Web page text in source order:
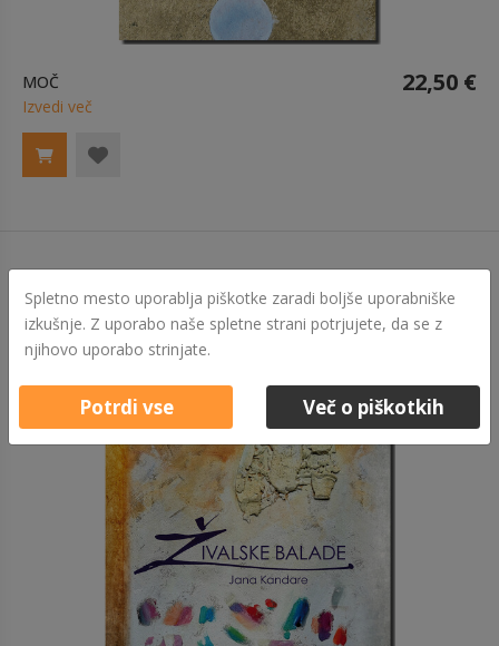
MOČ 22,50 €
Izvedi več
Spletno mesto uporablja piškotke zaradi boljše uporabniške
izkušnje. Z uporabo naše spletne strani potrjujete, da se z
njihovo uporabo strinjate.
Potrdi vse Več o piškotkih